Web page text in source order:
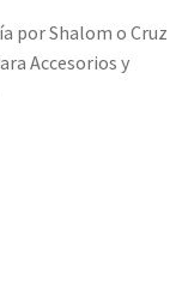
por Shalom o Cruz
Accesorios y